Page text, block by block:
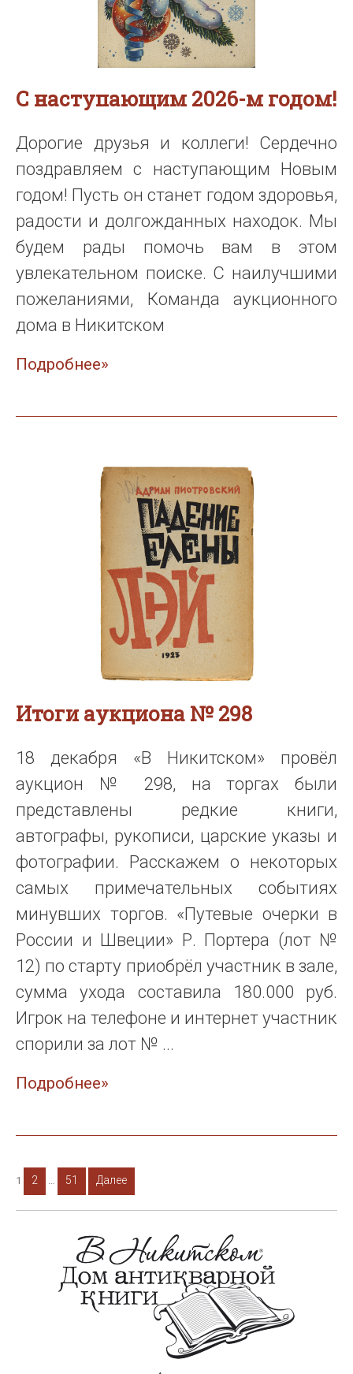
С наступающим 2026-м годом!
Дорогие друзья и коллеги! Сердечно
поздравляем с наступающим Новым
годом! Пусть он станет годом здоровья,
радости и долгожданных находок. Мы
будем рады помочь вам в этом
увлекательном поиске. С наилучшими
пожеланиями, Команда аукционного
дома в Никитском
Подробнее»
Итоги аукциона № 298
18 декабря «В Никитском» провёл
аукцион № 298, на торгах были
представлены редкие книги,
автографы, рукописи, царские указы и
фотографии. Расскажем о некоторых
самых примечательных событиях
минувших торгов. «Путевые очерки в
России и Швеции» Р. Портера (лот №
12) по старту приобрёл участник в зале,
сумма ухода составила 180.000 руб.
Игрок на телефоне и интернет участник
спорили за лот № ...
Подробнее»
Навигация
по
записям
1 2 51 Далее